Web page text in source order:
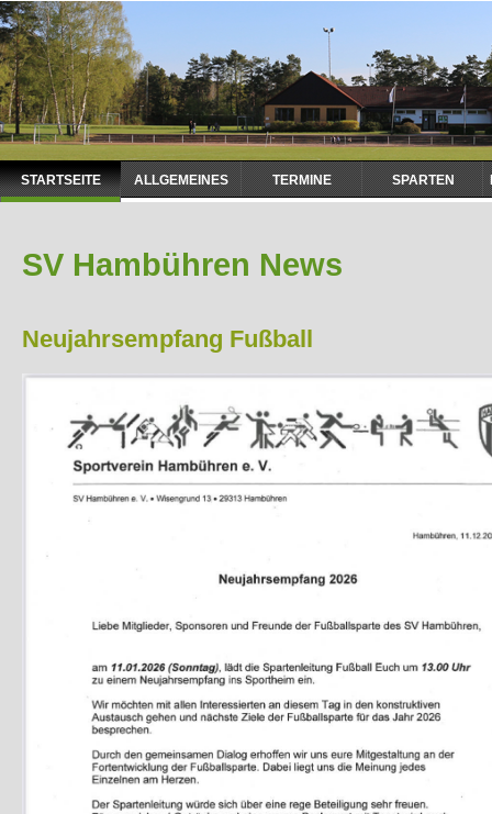
überspringen
STARTSEITE ALLGEMEINES TERMINE SPARTEN
SV Hambühren News
Neujahrsempfang Fußball